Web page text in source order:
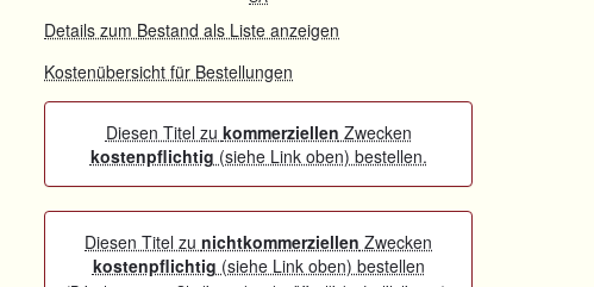
Details zum Bestand als Liste anzeigen
Kostenübersicht für Bestellungen
Diesen Titel zu kommerziellen Zwecken
kostenpflichtig (siehe Link oben) bestellen.
Diesen Titel zu nichtkommerziellen Zwecken
kostenpflichtig (siehe Link oben) bestellen